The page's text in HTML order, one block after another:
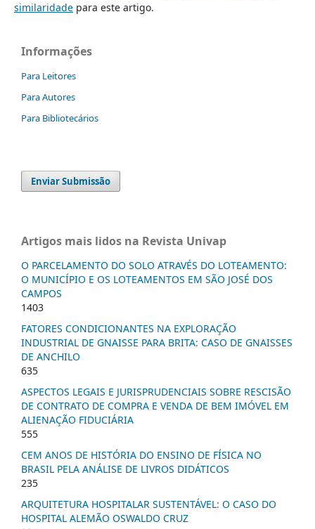
similaridadepara este artigo.
Informações
Para Leitores
Para Autores
Para Bibliotecários
Enviar Submissão
Artigos mais lidos na Revista Univap
O PARCELAMENTO DO SOLO ATRAVÉS DO LOTEAMENTO:
O MUNICÍPIO E OS LOTEAMENTOS EM SÃO JOSÉ DOS
CAMPOS
1403
FATORES CONDICIONANTES NA EXPLORAÇÃO
INDUSTRIAL DE GNAISSE PARA BRITA: CASO DE GNAISSES
DE ANCHILO
635
ASPECTOS LEGAIS E JURISPRUDENCIAIS SOBRE RESCISÃO
DE CONTRATO DE COMPRA E VENDA DE BEM IMÓVEL EM
ALIENAÇÃO FIDUCIÁRIA
555
CEM ANOS DE HISTÓRIA DO ENSINO DE FÍSICA NO
BRASIL PELA ANÁLISE DE LIVROS DIDÁTICOS
235
ARQUITETURA HOSPITALAR SUSTENTÁVEL: O CASO DO
HOSPITAL ALEMÃO OSWALDO CRUZ